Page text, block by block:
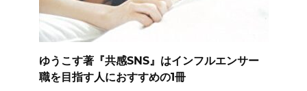
ゆうこす著『共感SNS』はインフルエンサー
職を目指す人におすすめの1冊